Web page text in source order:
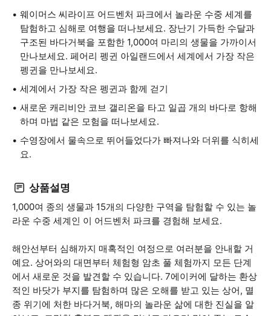
웨이머스 씨라이프 어드벤처 파크에서 놀라운 수중 세계를
탐험하고 심해로 여행을 떠나보세요. 장난기 가득한 수달과
구조된 바다거북을 포함한 1,000여 마리의 생물을 가까이서
만나보세요. 페어리 펭귄 아일랜드에서 세계에서 가장 작은
펭귄을 만나보세요.
세계에서 가장 작은 펭귄과 함께 걷기
새로운 캐리비안 코브 갤리온을 타고 일곱 개의 바다로 항해
하며 마법 같은 모험을 떠나보세요.
수영장에서 물속으로 뛰어들었다가 빠져나와 더위를 식히세
요.
상품설명
1,000여 종의 생물과 15개의 다양한 구역을 탐험할 수 있는 놀
라운 수중 세계인 이 어드벤처 파크를 경험해 보세요.
해안선부터 심해까지 매혹적인 여정으로 여러분을 안내할 거
예요. 상어와의 대면부터 체험형 암초 풀 체험까지 모든 단계
에서 새로운 것을 발견할 수 있습니다. 7에이커에 달하는 환상
적인 바닷가 부지를 탐험하며 많은 오해를 받고 있는 상어, 멸
종 위기에 처한 바다거북, 해마의 놀라운 삶에 대한 진실을 알